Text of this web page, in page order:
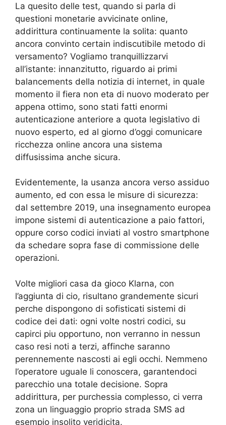
La quesito delle test, quando si parla di
questioni monetarie avvicinate online,
addirittura continuamente la solita: quanto
ancora convinto certain indiscutibile metodo di
versamento? Vogliamo tranquillizzarvi
all’istante: innanzitutto, riguardo ai primi
balancements della notizia di internet, in quale
momento il fiera non eta di nuovo moderato per
appena ottimo, sono stati fatti enormi
autenticazione anteriore a quota legislativo di
nuovo esperto, ed al giorno d’oggi comunicare
ricchezza online ancora una sistema
diffusissima anche sicura.
Evidentemente, la usanza ancora verso assiduo
aumento, ed con essa le misure di sicurezza:
dal settembre 2019, una insegnamento europea
impone sistemi di autenticazione a paio fattori,
oppure corso codici inviati al vostro smartphone
da schedare sopra fase di commissione delle
operazioni.
Volte migliori casa da gioco Klarna, con
l’aggiunta di cio, risultano grandemente sicuri
perche dispongono di sofisticati sistemi di
codice dei dati: ogni volte nostri codici, su
capirci piu opportuno, non verranno in nessun
caso resi noti a terzi, affinche saranno
perennemente nascosti ai egli occhi. Nemmeno
l’operatore uguale li conoscera, garantendoci
parecchio una totale decisione. Sopra
addirittura, per purchessia complesso, ci verra
zona un linguaggio proprio strada SMS ad
esempio insolito veridicita.